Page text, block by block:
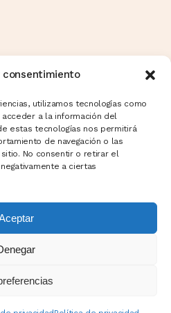
consentimiento
utilizamos tecnologías como
a la información del
estas tecnologías nos permitirá
de navegación o las
No consentir o retirar el
a ciertas